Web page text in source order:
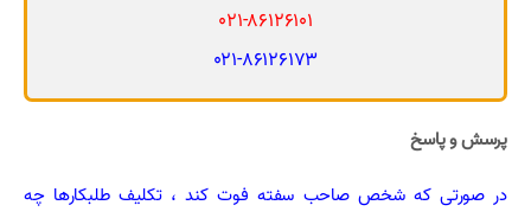
021-86126101
021-86126173
پرسش و پاسخ
در صورتی که شخص صاحب سفته فوت کند ، تکلیف طلبکارها چه